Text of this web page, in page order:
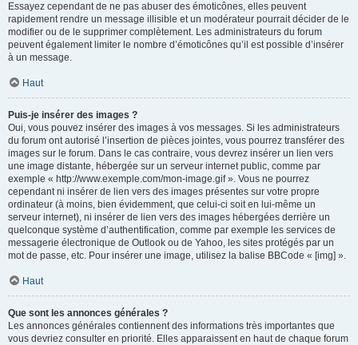
Essayez cependant de ne pas abuser des émoticônes, elles peuvent
rapidement rendre un message illisible et un modérateur pourrait décider de le
modifier ou de le supprimer complètement. Les administrateurs du forum
peuvent également limiter le nombre d’émoticônes qu’il est possible d’insérer
à un message.
Haut
Puis-je insérer des images ?
Oui, vous pouvez insérer des images à vos messages. Si les administrateurs
du forum ont autorisé l’insertion de pièces jointes, vous pourrez transférer des
images sur le forum. Dans le cas contraire, vous devrez insérer un lien vers
une image distante, hébergée sur un serveur internet public, comme par
exemple « http://www.exemple.com/mon-image.gif ». Vous ne pourrez
cependant ni insérer de lien vers des images présentes sur votre propre
ordinateur (à moins, bien évidemment, que celui-ci soit en lui-même un
serveur internet), ni insérer de lien vers des images hébergées derrière un
quelconque système d’authentification, comme par exemple les services de
messagerie électronique de Outlook ou de Yahoo, les sites protégés par un
mot de passe, etc. Pour insérer une image, utilisez la balise BBCode « [img] ».
Haut
Que sont les annonces générales ?
Les annonces générales contiennent des informations très importantes que
vous devriez consulter en priorité. Elles apparaissent en haut de chaque forum